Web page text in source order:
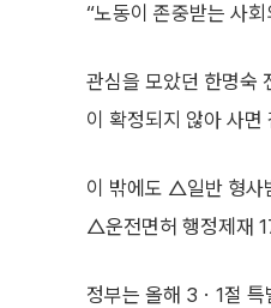
“노동이 존중받는 사
관심을 모았던 한명숙
이 확정되지 않아 사면
이 밖에도 △일반 형
△운전면허 행정제재
정부는 올해 3ㆍ1절